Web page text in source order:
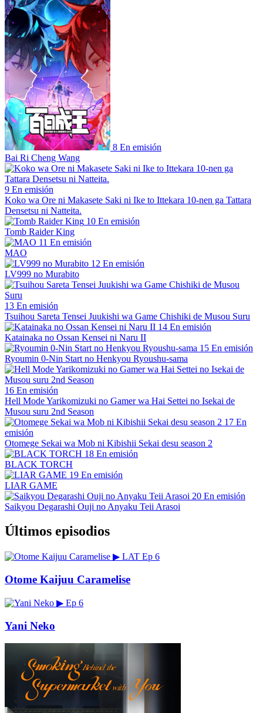
8 En emisión
Bai Ri Cheng Wang
9 En emisión
Koko wa Ore ni Makasete Saki ni Ike to Ittekara 10-nen ga Tattara
Densetsu ni Natteita.
10 En emisión
Tomb Raider King
11 En emisión
MAO
12 En emisión
LV999 no Murabito
13 En emisión
Tsuihou Sareta Tensei Juukishi wa Game Chishiki de Musou Suru
14 En emisión
Katainaka no Ossan Kensei ni Naru II
15 En emisión
Ryoumin 0-Nin Start no Henkyou Ryoushu-sama
16 En emisión
Hell Mode Yarikomizuki no Gamer wa Hai Settei no Isekai de
Musou suru 2nd Season
17 En
emisión
Otomege Sekai wa Mob ni Kibishii Sekai desu season 2
18 En emisión
BLACK TORCH
19 En emisión
LIAR GAME
20 En emisión
Saikyou Degarashi Ouji no Anyaku Teii Arasoi
Últimos episodios
▶ LAT Ep 6
Otome Kaijuu Caramelise
▶ Ep 6
Yani Neko